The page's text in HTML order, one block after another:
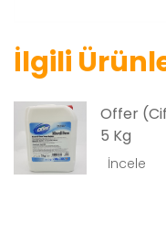
İlgili
Offer
5 Kg
İncele